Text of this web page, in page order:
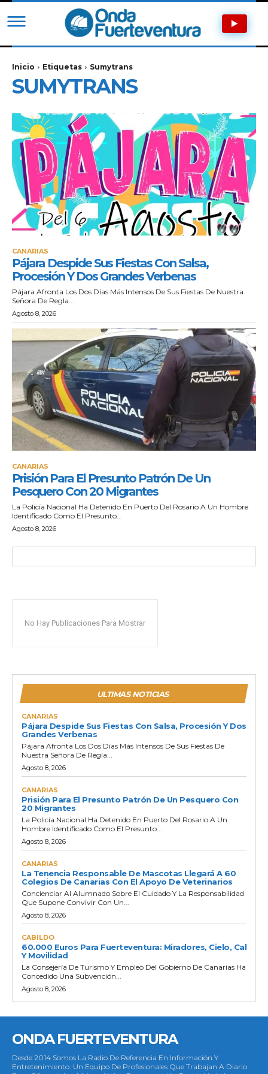
Inicio Etiquetas Sumytrans
SUMYTRANS
CANARIAS
Pájara Despide Sus Fiestas Con Salsa,
Procesión Y Dos Grandes Verbenas
Pájara Afronta Los Dos Días Más Intensos De Sus Fiestas De Nuestra
Señora De Regla...
Agosto 8, 2026
CANARIAS
Prisión Para El Presunto Patrón De Un
Pesquero Con 20 Migrantes
La Policía Nacional Ha Detenido En Puerto Del Rosario A Un Hombre
Identificado Como El Presunto...
Agosto 8, 2026
No Hay Publicaciones Para Mostrar
ULTIMAS NOTICIAS
CANARIAS
Pájara Despide Sus Fiestas Con Salsa, Procesión Y Dos
Grandes Verbenas
Pájara Afronta Los Dos Días Más Intensos De Sus Fiestas De
Nuestra Señora De Regla...
Agosto 8, 2026
CANARIAS
Prisión Para El Presunto Patrón De Un Pesquero Con
20 Migrantes
La Policía Nacional Ha Detenido En Puerto Del Rosario A Un
Hombre Identificado Como El Presunto...
Agosto 8, 2026
CANARIAS
La Tenencia Responsable De Mascotas Llegará A 60
Colegios De Canarias Con El Apoyo De Veterinarios
Concienciar Al Alumnado Sobre El Cuidado Y La Responsabilidad
Que Supone Convivir Con Un...
Agosto 8, 2026
CABILDO
60.000 Euros Para Fuerteventura: Miradores, Cielo, Cal
Y Movilidad
La Consejería De Turismo Y Empleo Del Gobierno De Canarias Ha
Concedido Una Subvención...
Agosto 8, 2026
ONDA FUERTEVENTURA
Desde 2014 Somos La Radio De Referencia En Información Y
Entretenimiento. Un Equipo De Profesionales Que Trabajan A Diario